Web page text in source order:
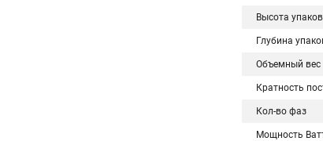
Высота
Глубина
Объемный вес
Кратность
Кол-во фаз
Мощность